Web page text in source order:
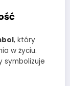
, który
w życiu.
symbolizuje